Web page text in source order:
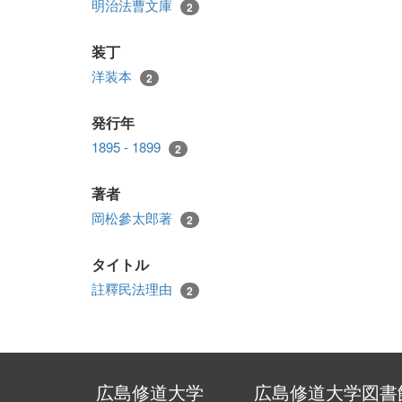
明治法曹文庫 2
装丁
洋装本 2
発行年
1895 - 1899 2
著者
岡松參太郎著 2
タイトル
註釋民法理由 2
広島修道大学 広島修道大学図